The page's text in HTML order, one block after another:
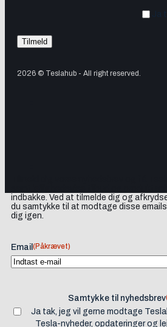
Ja
2026 © Teslahub - All right reserved.
indbakke. Ved at tilmelde dig og
du samtykke til at modtage disse
dig igen.
Email (Påkrævet)
Samtykke til nyhedsbrev
Ja tak, jeg vil gerne modtage
Tesla-nyheder, opdateringer og